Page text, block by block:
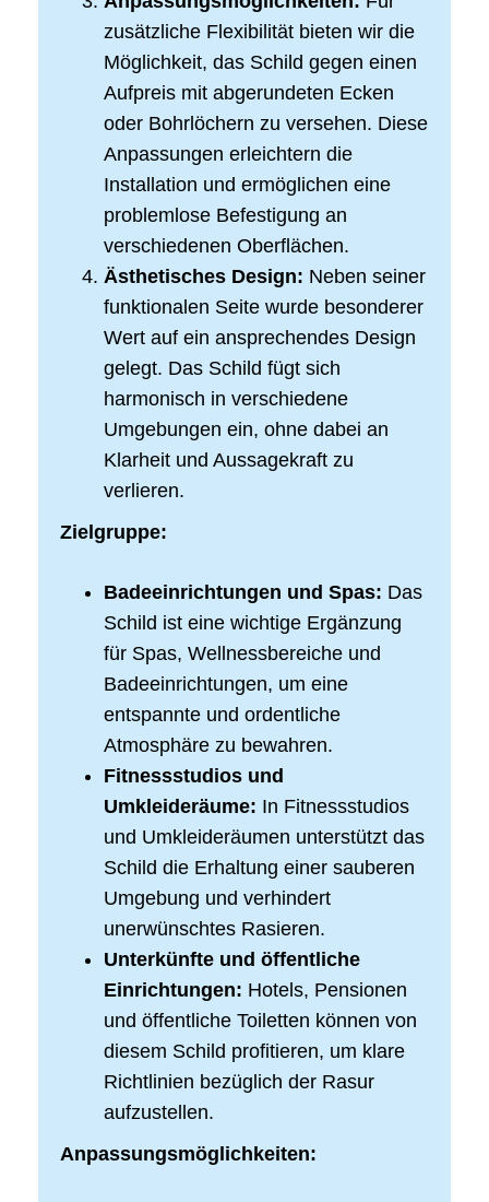
zusätzliche Flexibilität bieten wir die
Möglichkeit, das Schild gegen einen
Aufpreis mit abgerundeten Ecken
oder Bohrlöchern zu versehen. Diese
Anpassungen erleichtern die
Installation und ermöglichen eine
problemlose Befestigung an
verschiedenen Oberflächen.
Ästhetisches Design: Neben seiner
funktionalen Seite wurde besonderer
Wert auf ein ansprechendes Design
gelegt. Das Schild fügt sich
harmonisch in verschiedene
Umgebungen ein, ohne dabei an
Klarheit und Aussagekraft zu
verlieren.
Zielgruppe:
Badeeinrichtungen und Spas: Das
Schild ist eine wichtige Ergänzung
für Spas, Wellnessbereiche und
Badeeinrichtungen, um eine
entspannte und ordentliche
Atmosphäre zu bewahren.
Fitnessstudios und
Umkleideräume: In Fitnessstudios
und Umkleideräumen unterstützt das
Schild die Erhaltung einer sauberen
Umgebung und verhindert
unerwünschtes Rasieren.
Unterkünfte und öffentliche
Einrichtungen: Hotels, Pensionen
und öffentliche Toiletten können von
diesem Schild profitieren, um klare
Richtlinien bezüglich der Rasur
aufzustellen.
Anpassungsmöglichkeiten: